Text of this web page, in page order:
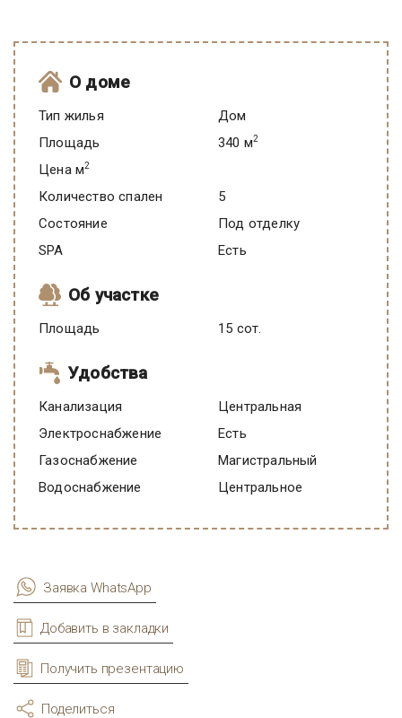
О доме
Тип жилья
Дом
Площадь
340 м2
Цена м2
Количество спален
5
Состояние
под отделку
SPA
есть
Об участке
Площадь 15 сот.
Удобства
Канализация
Центральная
Электроснабжение
есть
Газоснабжение
Магистральный
Водоснабжение
Центральное
Заявка WhatsApp
Добавить в закладки
Получить презентацию
Поделиться